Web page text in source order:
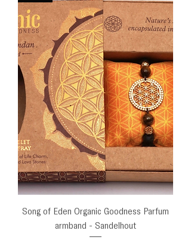
Song of Eden Organic Goodness Parfum
armband - Sandelhout